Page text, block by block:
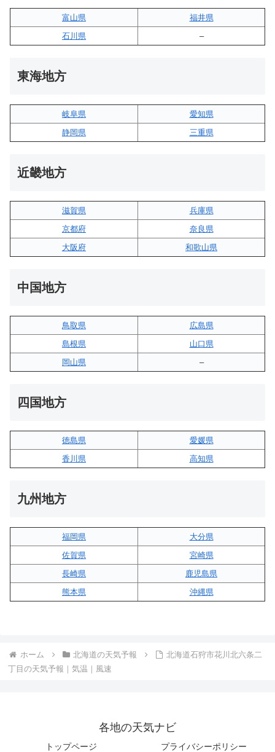
富山県
福井県
石川県
–
東海地方
岐阜県
愛知県
静岡県
三重県
近畿地方
滋賀県
兵庫県
京都府
奈良県
大阪府
和歌山県
中国地方
鳥取県
広島県
島根県
山口県
岡山県
–
四国地方
徳島県
愛媛県
香川県
高知県
九州地方
福岡県
大分県
佐賀県
宮崎県
長崎県
鹿児島県
熊本県
沖縄県
ホーム 北海道の天気予報
北海道石狩市花川北六条二
丁目の天気予報｜気温｜風速
各地の天気ナビ
トップページ プライバシーポリシー